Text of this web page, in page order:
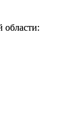
области: